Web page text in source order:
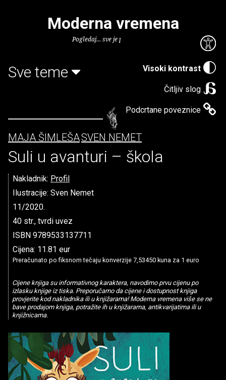
Visoki kontrast
Čitljiv slog
Podcrtane poveznice
Moderna vremena
Pogledaj... sve je puno knjiga.
Sve teme
MAJA ŠIMLEŠASVEN NEMET
Suli u avanturi – škola
Nakladnik: Profil
Ilustracije: Sven Nemet
11/2020.
40 str., tvrdi uvez
ISBN 9789533137711
Cijena: 11.81 eur
Preračunato po fiksnom tečaju konverzije 7,53450 kuna za 1 euro
Cijene knjiga su informativnog karaktera, navodimo prvu cijenu po
izlasku knjige iz tiska. Preporučamo da cijene i dostupnost knjiga
provjerite kod nakladnika ili u knjižarama! Moderna vremena više se ne
bave prodajom knjiga, potražite ih u knjižarama, antikvarijatima ili u
knjižnicama.